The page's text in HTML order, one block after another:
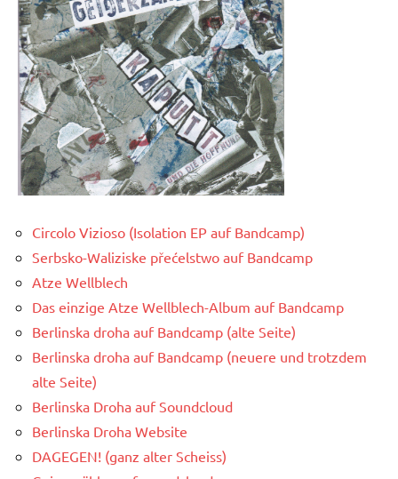
Circolo Vizioso (Isolation EP auf Bandcamp)
Serbsko-Waliziske přećelstwo auf Bandcamp
Atze Wellblech
Das einzige Atze Wellblech-Album auf Bandcamp
Berlinska droha auf Bandcamp (alte Seite)
Berlinska droha auf Bandcamp (neuere und trotzdem
alte Seite)
Berlinska Droha auf Soundcloud
Berlinska Droha Website
DAGEGEN! (ganz alter Scheiss)